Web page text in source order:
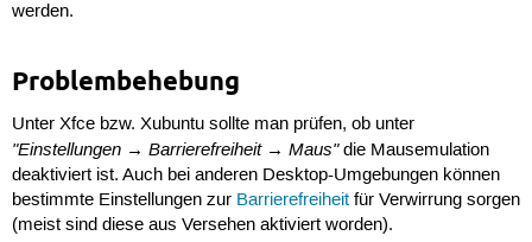
werden.
Problembehebung
Unter Xfce bzw. Xubuntu sollte man prüfen, ob unter
"Einstellungen → Barrierefreiheit → Maus"die Mausemulation
deaktiviert ist. Auch bei anderen Desktop-Umgebungen können
bestimmte Einstellungen zur Barrierefreiheitfür Verwirrung sorgen
(meist sind diese aus Versehen aktiviert worden).